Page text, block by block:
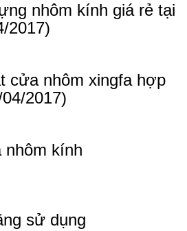
nhôm kính giá rẻ tại
2017)
cửa nhôm xingfa hợp
2017)
nhôm kính
sử dụng